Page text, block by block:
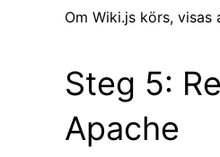
Om Wiki.js körs, visas
Steg 5:
Apache